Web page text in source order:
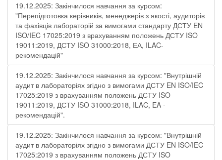
19.12.2025: Закінчилося навчання за курсом:
"Перепідготовка керівників, менеджерів з якості, аудиторів
та фахівців лабораторій за вимогами стандарту ДСТУ EN
ISO/IEC 17025:2019 з врахуванням положень ДСТУ ISO
19011:2019, ДСТУ ISO 31000:2018, ЕА, ILAC-
рекомендацій"
19.12.2025: Закінчилося навчання за курсом: "Внутрішній
аудит в лабораторіях згідно з вимогами ДСТУ EN ISO/IEC
17025:2019 з врахуванням положень ДСТУ ISO
19011:2019, ДСТУ ISO 31000:2018, ILAC, EA -
рекомендацій".
19.12.2025: Закінчилося навчання за курсом: "Внутрішній
аудит в лабораторіях згідно з вимогами ДСТУ EN ISO/IEC
17025:2019 з врахуванням положень ДСТУ ISO